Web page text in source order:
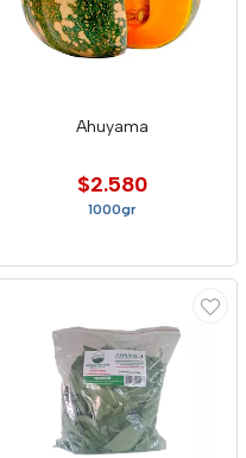
Ahuyama
$2.580
1000gr